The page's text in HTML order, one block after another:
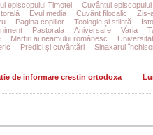
episcopului Timotei
Cuvântul episcopului
Evul media Cuvânt filocalic
Zis-
Pagina copiilor Teologie și stiință
Pastorala Aniversare Varia
Martiri ai neamului românesc
Predici și cuvântări
Sinaxarul
de informare crestin ortodoxa